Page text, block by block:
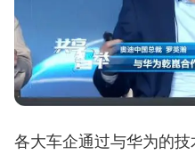
各大车企通过与华为的